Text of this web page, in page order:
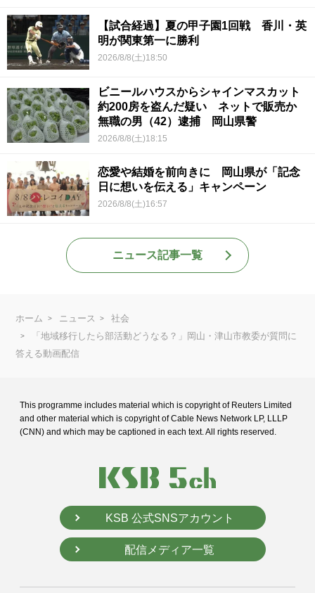
【試合経過】夏の甲子園1回戦 香川・英
明が関東第一に勝利
2026/8/8(土)18:50
ビニールハウスからシャインマスカット
約200房を盗んだ疑い ネットで販売か
無職の男（42）逮捕 岡山県警
2026/8/8(土)18:15
恋愛や結婚を前向きに 岡山県が「記念
日に想いを伝える」キャンペーン
2026/8/8(土)16:57
ニュース記事一覧
ホーム ニュース
社会
「地域移行したら部活動どうなる？」岡山・津山市教委が質問に
答える動画配信
This programme includes material which is copyright of Reuters Limited
and other material which is copyright of Cable News Network LP, LLLP
(CNN) and which may be captioned in each text. All rights reserved.
KSB 公式SNSアカウント
配信メディア一覧